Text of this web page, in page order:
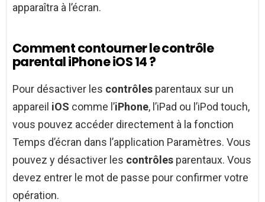
apparaîtra à l’écran.
Comment contourner le contrôle
parental iPhone iOS 14 ?
Pour désactiver les contrôles parentaux sur un
appareil iOS comme l’iPhone, l’iPad ou l’iPod touch,
vous pouvez accéder directement à la fonction
Temps d’écran dans l’application Paramètres. Vous
pouvez y désactiver les contrôles parentaux. Vous
devez entrer le mot de passe pour confirmer votre
opération.